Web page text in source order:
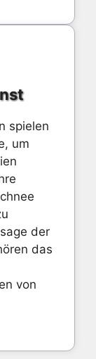
spielen
um
der
das
von